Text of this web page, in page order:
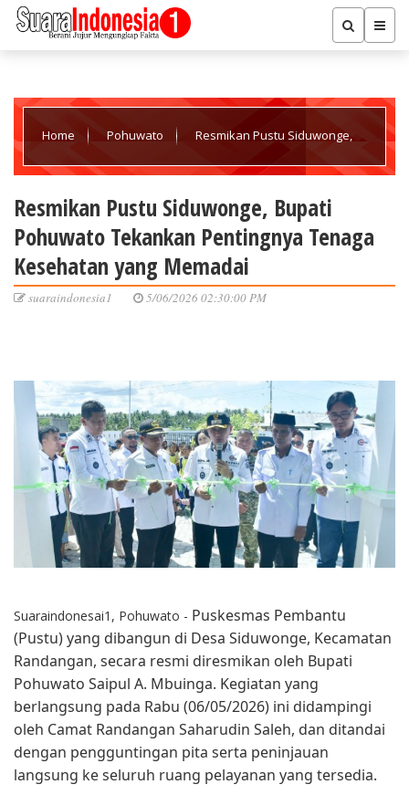
Home Pohuwato Resmikan Pustu Siduwonge,
Memadai
Resmikan Pustu Siduwonge, Bupati
Pohuwato Tekankan Pentingnya Tenaga
Kesehatan yang Memadai
suaraindonesia1 5/06/2026 02:30:00 PM
Suaraindonesai1, Pohuwato - Puskesmas Pembantu
(Pustu) yang dibangun di Desa Siduwonge, Kecamatan
Randangan, secara resmi diresmikan oleh Bupati
Pohuwato Saipul A. Mbuinga. Kegiatan yang
berlangsung pada Rabu (06/05/2026) ini didampingi
oleh Camat Randangan Saharudin Saleh, dan ditandai
dengan pengguntingan pita serta peninjauan
langsung ke seluruh ruang pelayanan yang tersedia.